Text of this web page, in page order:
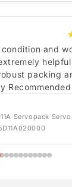
and
packing
Servopack